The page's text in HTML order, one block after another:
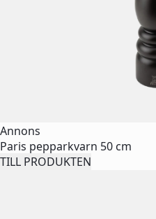
Annons
Paris pepparkvarn 50 cm
TILL PRODUKTEN